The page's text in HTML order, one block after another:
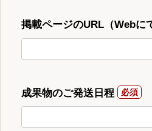
掲載ページのURL（Webに
成果物のご発送日程